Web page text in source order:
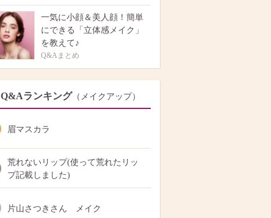
一気に小顔＆美人顔！簡単
にできる「立体感メイク」
を教えて♪
Q&Aまとめ
Q&Aランキング （メイクアップ）
眉マスカラ
荒れないリップ(使って荒れたリッ
プ記載しました)
片山さつきさん メイク